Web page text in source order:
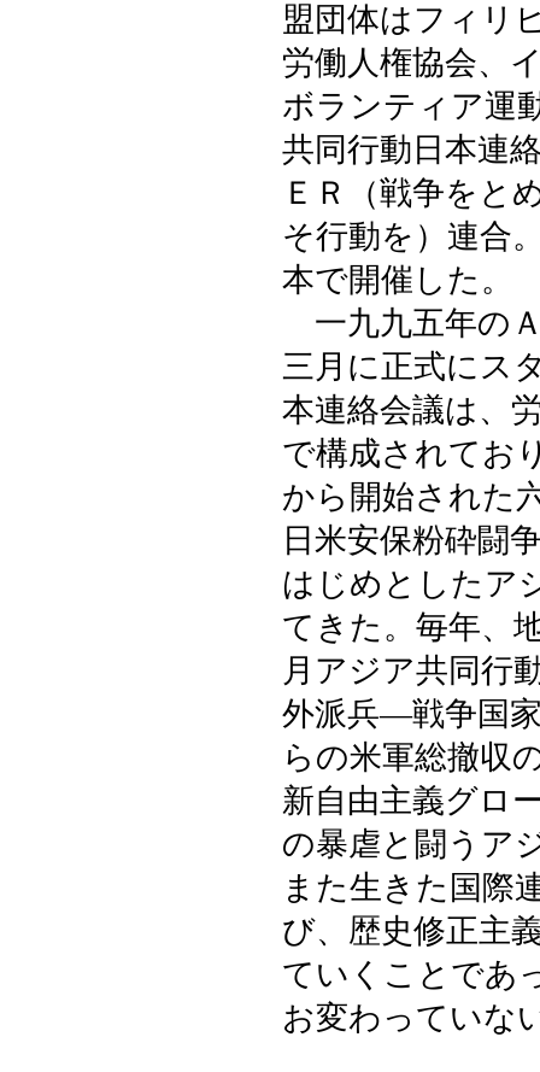
盟団体はフィリ
労働人権協会、
ボランティア運
共同行動日本連
ＥＲ（戦争をと
そ行動を）連合
本で開催した。
一九九五年の
三月に正式にス
本連絡会議は、
で構成されてお
から開始された
日米安保粉砕闘
はじめとしたア
てきた。毎年、
月アジア共同行
外派兵―戦争国
らの米軍総撤収
新自由主義グロ
の暴虐と闘うア
また生きた国際
び、歴史修正主
ていくことであ
お変わっていな